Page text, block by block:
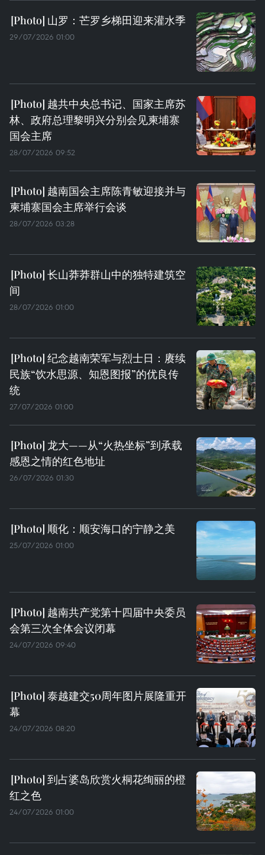
山罗：芒罗乡梯田迎来灌水季
29/07/2026 01:00
越共中央总书记、国家主席苏
林、政府总理黎明兴分别会见柬埔寨
国会主席
28/07/2026 09:52
越南国会主席陈青敏迎接并与
柬埔寨国会主席举行会谈
28/07/2026 03:28
长山莽莽群山中的独特建筑空
间
28/07/2026 01:00
纪念越南荣军与烈士日：赓续
民族“饮水思源、知恩图报”的优良传
统
27/07/2026 01:00
龙大——从“火热坐标”到承载
感恩之情的红色地址
26/07/2026 01:30
顺化：顺安海口的宁静之美
25/07/2026 01:00
越南共产党第十四届中央委员
会第三次全体会议闭幕
24/07/2026 09:40
泰越建交50周年图片展隆重开
幕
24/07/2026 08:20
到占婆岛欣赏火桐花绚丽的橙
红之色
24/07/2026 01:00